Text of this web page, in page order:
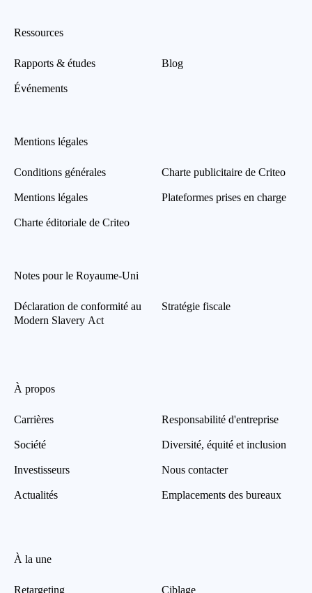
Ressources
Rapports & études
Événements
Blog
Mentions légales
Conditions générales
Mentions légales
Charte éditoriale de Criteo
Charte publicitaire de Criteo
Plateformes prises en charge
Notes pour le Royaume-Uni
Déclaration de conformité au
Modern Slavery Act
Stratégie fiscale
À propos
Carrières
Société
Investisseurs
Actualités
Responsabilité d'entreprise
Diversité, équité et inclusion
Nous contacter
Emplacements des bureaux
À la une
Retargeting Ciblage